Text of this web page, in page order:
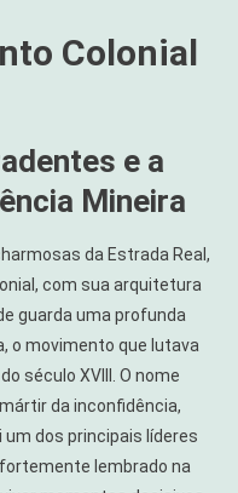
Colonial
e a
Mineira
da Estrada Real,
com sua arquitetura
guarda uma profunda
o movimento que lutava
século XVIII. O nome
da inconfidência,
um dos principais líderes
lembrado na